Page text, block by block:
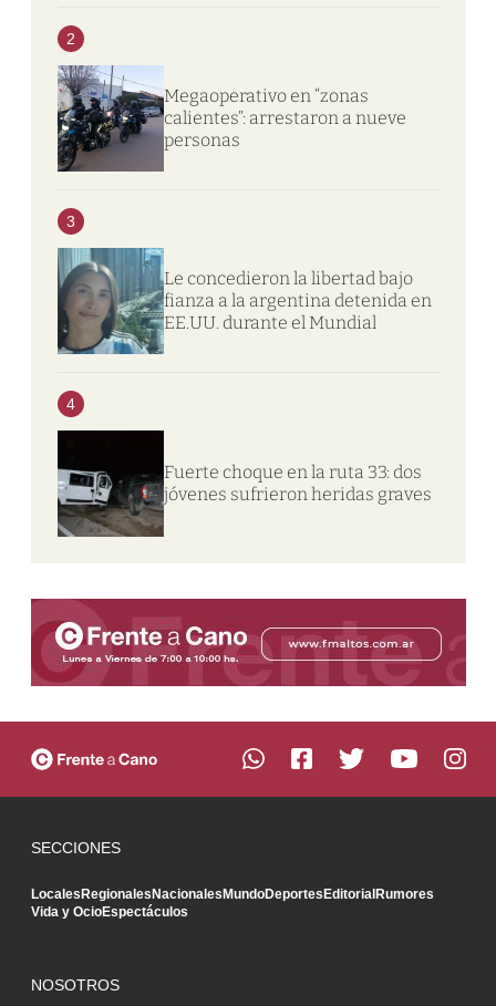
2
Megaoperativo en “zonas
calientes”: arrestaron a nueve
personas
3
Le concedieron la libertad bajo
fianza a la argentina detenida en
EE.UU. durante el Mundial
4
Fuerte choque en la ruta 33: dos
jóvenes sufrieron heridas graves
SECCIONES
LocalesRegionalesNacionalesMundoDeportesEditorialRumores
Vida y OcioEspectáculos
NOSOTROS